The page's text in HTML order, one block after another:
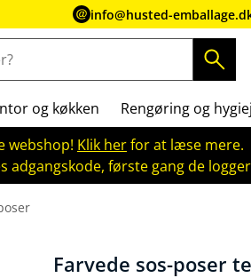
info@husted-
og køkken Rengøring og
webshop! Klik herfor at læse mere.
adgangskode, første gang de
Farvede sos-poser